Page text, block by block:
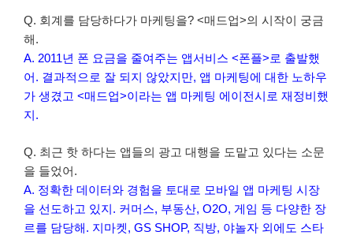
Q. 회계를 담당하다가 마케팅을? <매드업>의 시작이 궁금
해.
A. 2011년 폰 요금을 줄여주는 앱서비스 <폰플>로 출발했
어. 결과적으로 잘 되지 않았지만, 앱 마케팅에 대한 노하우
가 생겼고 <매드업>이라는 앱 마케팅 에이전시로 재정비했
지.
Q. 최근 핫 하다는 앱들의 광고 대행을 도맡고 있다는 소문
을 들었어.
A. 정확한 데이터와 경험을 토대로 모바일 앱 마케팅 시장
을 선도하고 있지. 커머스, 부동산, O2O, 게임 등 다양한 장
르를 담당해. 지마켓, GS SHOP, 직방, 야놀자 외에도 스타